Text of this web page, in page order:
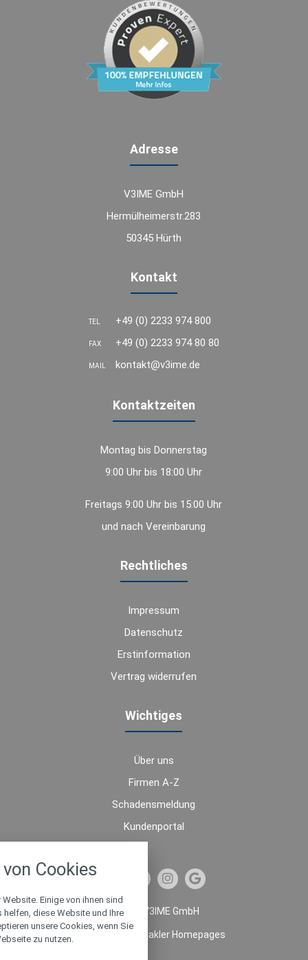
Adresse
V3IME GmbH
Hermülheimerstr.283
50345 Hürth
Kontakt
TEL +49 (0) 2233 974 800
FAX +49 (0) 2233 974 80 80
MAIL kontakt@v3ime.de
Kontaktzeiten
Montag bis Donnerstag
9:00 Uhr bis 18:00 Uhr
Freitags 9:00 Uhr bis 15:00 Uhr
und nach Vereinbarung
Rechtliches
Impressum
Datenschutz
Erstinformation
Vertrag widerrufen
Wichtiges
Über uns
Firmen A-Z
Schadensmeldung
Kundenportal
© 2026 V3IME GmbH
Makler Homepages
Cookies
Einige von ihnen sind
diese Website und Ihre
unsere Cookies, wenn Sie
zu nutzen.
alle verwendeten Cookies und
zu blockieren.
Notwendig